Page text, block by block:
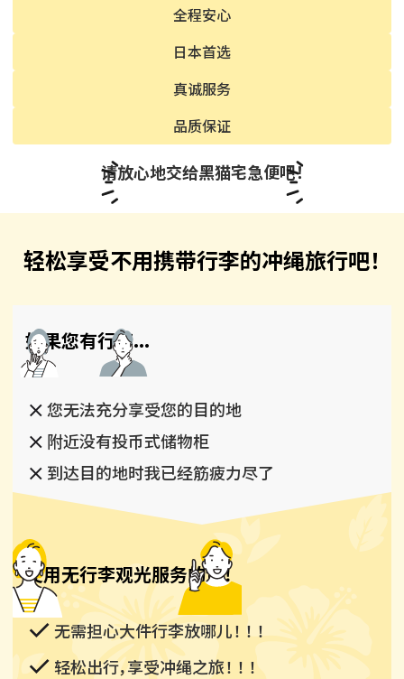
全程安心
日本首选
真诚服务
品质保证
请放心地交给黑猫宅急便吧！
轻松享受不用携带行李的冲绳旅行吧！
如果您有行李...
您无法充分享受您的目的地
附近没有投币式储物柜
到达目的地时我已经筋疲力尽了
使用无行李观光服务的话！
无需担心大件行李放哪儿！ ！ ！
轻松出行，享受冲绳之旅！ ！ ！